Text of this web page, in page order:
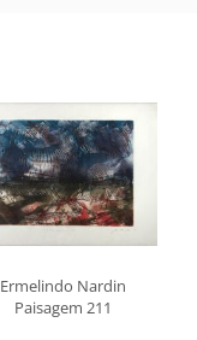
Ermelindo Nardin
Paisagem 211